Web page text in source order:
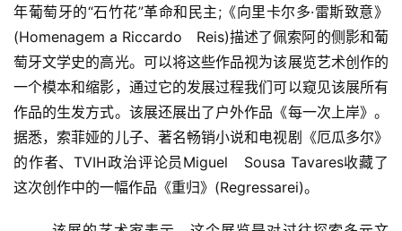
年葡萄牙的“石竹花”革命和民主;《向里卡尔多·雷斯致意》
(Homenagem a Riccardo   Reis)描述了佩索阿的侧影和葡
萄牙文学史的高光。可以将这些作品视为该展览艺术创作的
一个模本和缩影，通过它的发展过程我们可以窥见该展所有
作品的生发方式。该展还展出了户外作品《每一次上岸》。
据悉，索菲娅的儿子、著名畅销小说和电视剧《厄瓜多尔》
的作者、TVIH政治评论员Miguel   Sousa Tavares收藏了
这次创作中的一幅作品《重归》(Regressarei)。